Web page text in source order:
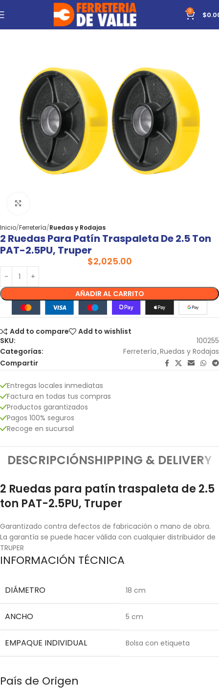
0 $
Inicio Ferretería Ruedas y Rodajas
2 Ruedas Para Patín Traspaleta De 2.5 Ton
PAT-2.5PU, Truper
$2,025.00
AÑADIR AL CARRITO
Add to compare
Add to wishlist
SKU:
100255
Categorías:
Ferretería,Ruedas y Rodajas
Compartir
Entregas locales inmediatas
Factura en todas tus compras
Productos garantizados
Pagos 100% seguros
Recoge en sucursal
DESCRIPCIÓNSHIPPING & DELIVERY
2 Ruedas para patín traspaleta de 2.5
ton PAT-2.5PU, Truper
Garantizado contra defectos de fabricación o mano de obra.
La garantía se puede hacer válida con cualquier distribuidor de
TRUPER
INFORMACIÓN TÉCNICA
DIÁMETRO 18 cm
ANCHO 5 cm
EMPAQUE INDIVIDUAL Bolsa con etiqueta
País de Origen